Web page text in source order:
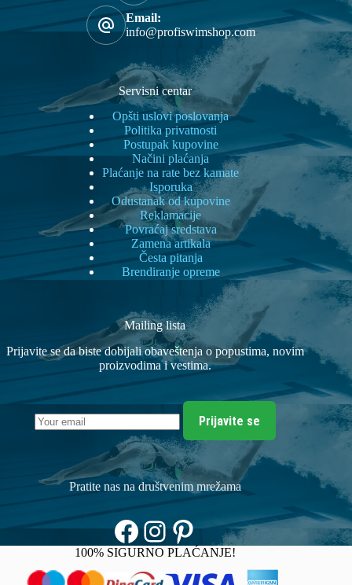
Email:
info@profiswimshop.com
Servisni centar
Opšti uslovi poslovanja
Politika privatnosti
Postupak kupovine
Načini plaćanja
Plaćanje na rate bez kamate
Isporuka
Odustanak od kupovine
Reklamacije
Povraćaj sredstava
Zamena artikala
Česta pitanja
Brendiranje opreme
Mailing lista
Prijavite se da biste dobijali obaveštenja o popustima, novim
proizvodima i vestima.
Prijavite se
Pratite nas na društvenim mrežama
Facebook
Instagram
Pinterest
100% SIGURNO PLAĆANJE!